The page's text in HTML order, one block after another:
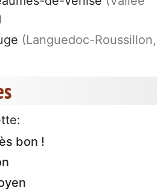
(Languedoc-Roussillon,
bon !